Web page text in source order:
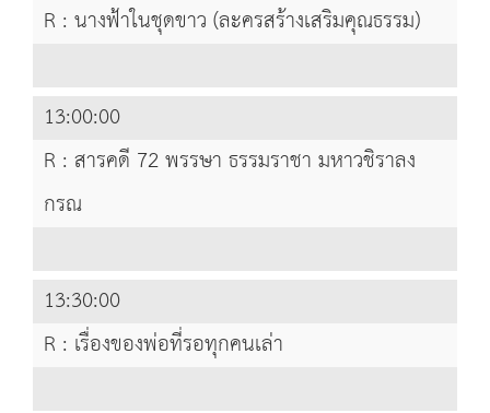
R : นางฟ้าในชุดขาว (ละครสร้างเสริมคุณธรรม)
13:00:00
R : สารคดี 72 พรรษา ธรรมราชา มหาวชิราลง
กรณ
13:30:00
R : เรื่องของพ่อที่รอทุกคนเล่า